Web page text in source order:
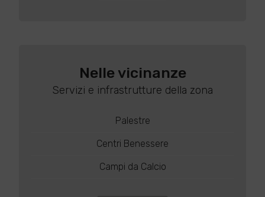
Nelle vicinanze
Servizi e infrastrutture della zona
Palestre
Centri Benessere
Campi da Calcio